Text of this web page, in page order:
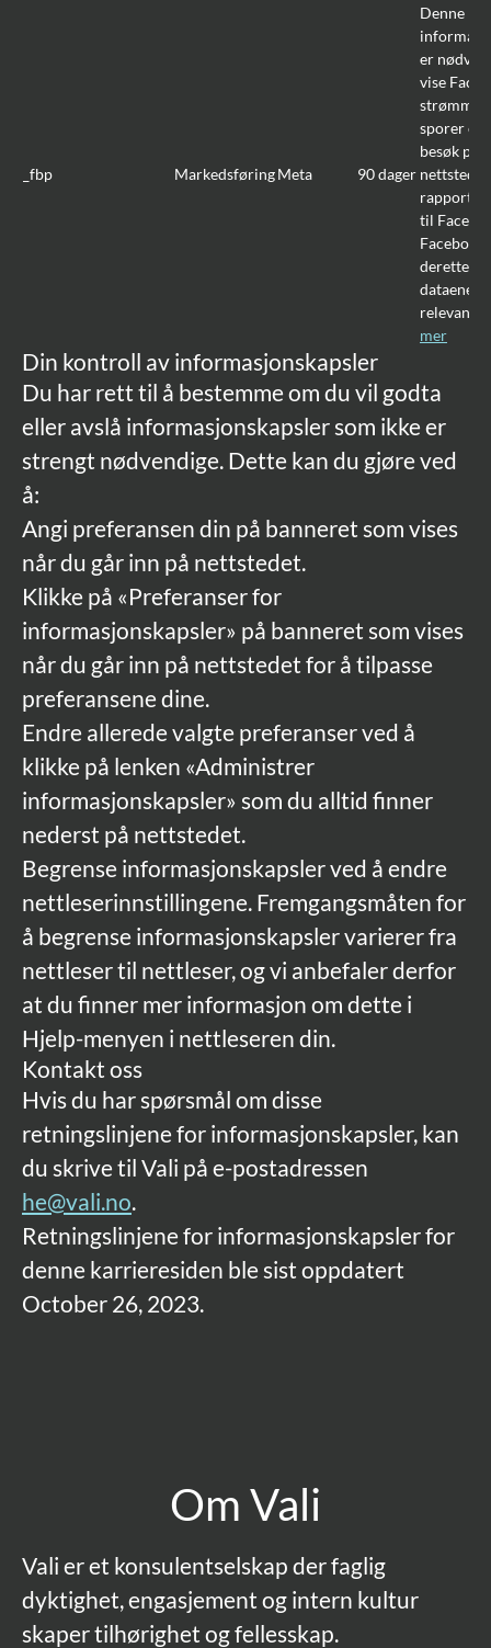
_fbp MarkedsføringMeta 90 dager
Denne
er
vise
sporer en
besøk på
til
Facebook
deretter
dataene
relevant
mer
Din kontroll av informasjonskapsler
Du har rett til å bestemme om du vil godta
eller avslå informasjonskapsler som ikke er
strengt nødvendige. Dette kan du gjøre ved
å:
Angi preferansen din på banneret som vises
når du går inn på nettstedet.
Klikke på «Preferanser for
informasjonskapsler» på banneret som vises
når du går inn på nettstedet for å tilpasse
preferansene dine.
Endre allerede valgte preferanser ved å
klikke på lenken «Administrer
informasjonskapsler» som du alltid finner
nederst på nettstedet.
Begrense informasjonskapsler ved å endre
nettleserinnstillingene. Fremgangsmåten for
å begrense informasjonskapsler varierer fra
nettleser til nettleser, og vi anbefaler derfor
at du finner mer informasjon om dette i
Hjelp-menyen i nettleseren din.
Kontakt oss
Hvis du har spørsmål om disse
retningslinjene for informasjonskapsler, kan
du skrive til Vali på e-postadressen
he@vali.no.
Retningslinjene for informasjonskapsler for
denne karrieresiden ble sist oppdatert
October 26, 2023.
Om Vali
Vali er et konsulentselskap der faglig
dyktighet, engasjement og intern kultur
skaper tilhørighet og fellesskap.